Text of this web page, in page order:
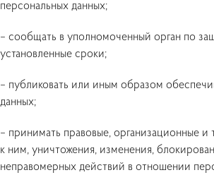
персональных данных;
– сообщать в уполномоченный орган по
установленные сроки;
– публиковать или иным образом
данных;
– принимать правовые, организационные
к ним, уничтожения, изменения,
неправомерных действий в отношении